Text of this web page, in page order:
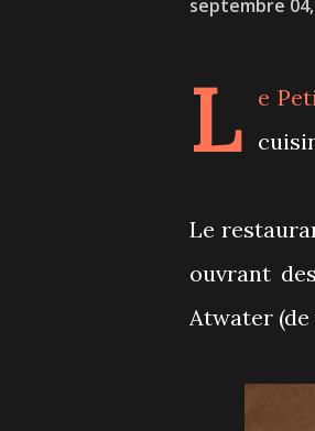
septembre
L e
Le
ouvrant
Atwater